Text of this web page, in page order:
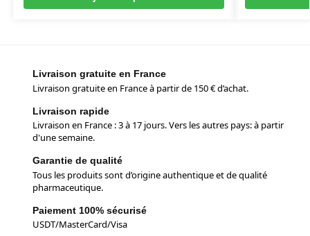
Livraison gratuite en France
Livraison gratuite en France à partir de 150 € d’achat.
Livraison rapide
Livraison en France : 3 à 17 jours. Vers les autres pays: à partir
d'une semaine.
Garantie de qualité
Tous les produits sont d’origine authentique et de qualité
pharmaceutique.
Paiement 100% sécurisé
USDT/MasterCard/Visa